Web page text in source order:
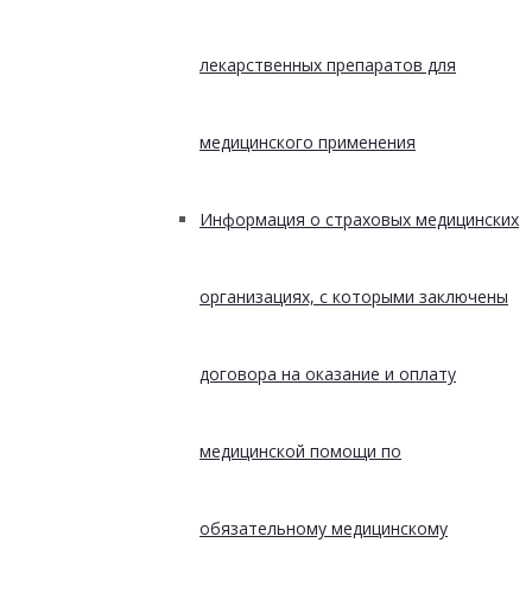
лекарственных препаратов для
медицинского применения
Информация о страховых медицинских
организациях, с которыми заключены
договора на оказание и оплату
медицинской помощи по
обязательному медицинскому